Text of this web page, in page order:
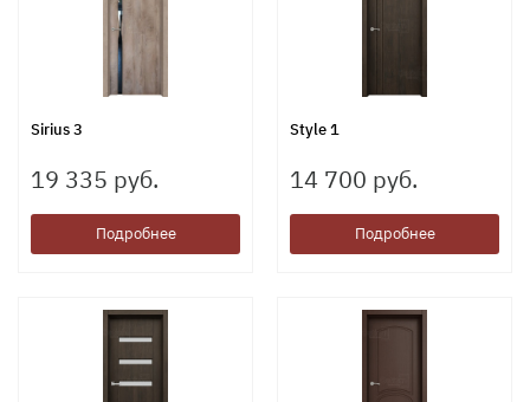
Sirius 3
19 335 руб.
Подробнее
Style 1
14 700 руб.
Подробнее